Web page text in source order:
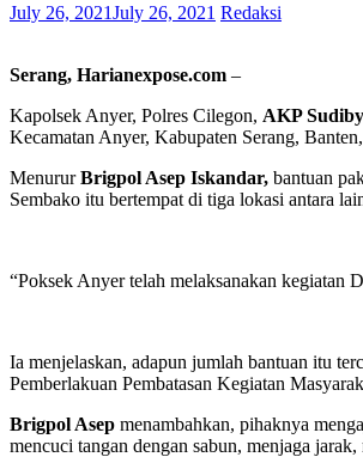
July 26, 2021July 26, 2021 Redaksi
Serang, Harianexpose.com –
Kapolsek Anyer, Polres Cilegon, AKP
Kecamatan Anyer, Kabupaten Serang,
MenururBrigpol Asep Iskandar, bantuan
Sembako itu bertempat di tiga lokasi antara
“Poksek Anyer telah melaksanakan kegiatan
Ia menjelaskan, adapun jumlah bantuan itu
Pemberlakuan Pembatasan Kegiatan
Brigpol Asep menambahkan, pihaknya
mencuci tangan dengan sabun, menjaga